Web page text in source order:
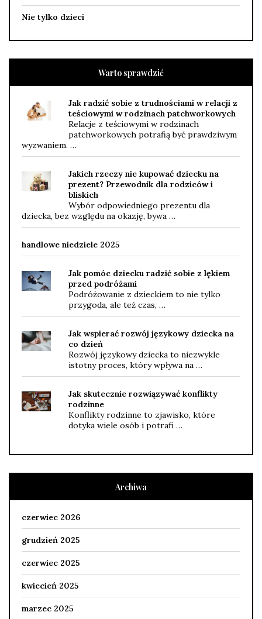
Nie tylko dzieci
Warto sprawdzić
Jak radzić sobie z trudnościami w relacji z
teściowymi w rodzinach patchworkowych
Relacje z teściowymi w rodzinach
patchworkowych potrafią być prawdziwym
wyzwaniem. …
Jakich rzeczy nie kupować dziecku na
prezent? Przewodnik dla rodziców i
bliskich
Wybór odpowiedniego prezentu dla
dziecka, bez względu na okazję, bywa …
handlowe niedziele 2025
Jak pomóc dziecku radzić sobie z lękiem
przed podróżami
Podróżowanie z dzieckiem to nie tylko
przygoda, ale też czas, …
Jak wspierać rozwój językowy dziecka na
co dzień
Rozwój językowy dziecka to niezwykle
istotny proces, który wpływa na …
Jak skutecznie rozwiązywać konflikty
rodzinne
Konflikty rodzinne to zjawisko, które
dotyka wiele osób i potrafi …
Archiwa
czerwiec 2026
grudzień 2025
czerwiec 2025
kwiecień 2025
marzec 2025